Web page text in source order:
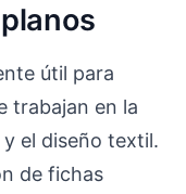
útil para
trabajan en la
el diseño textil.
de fichas